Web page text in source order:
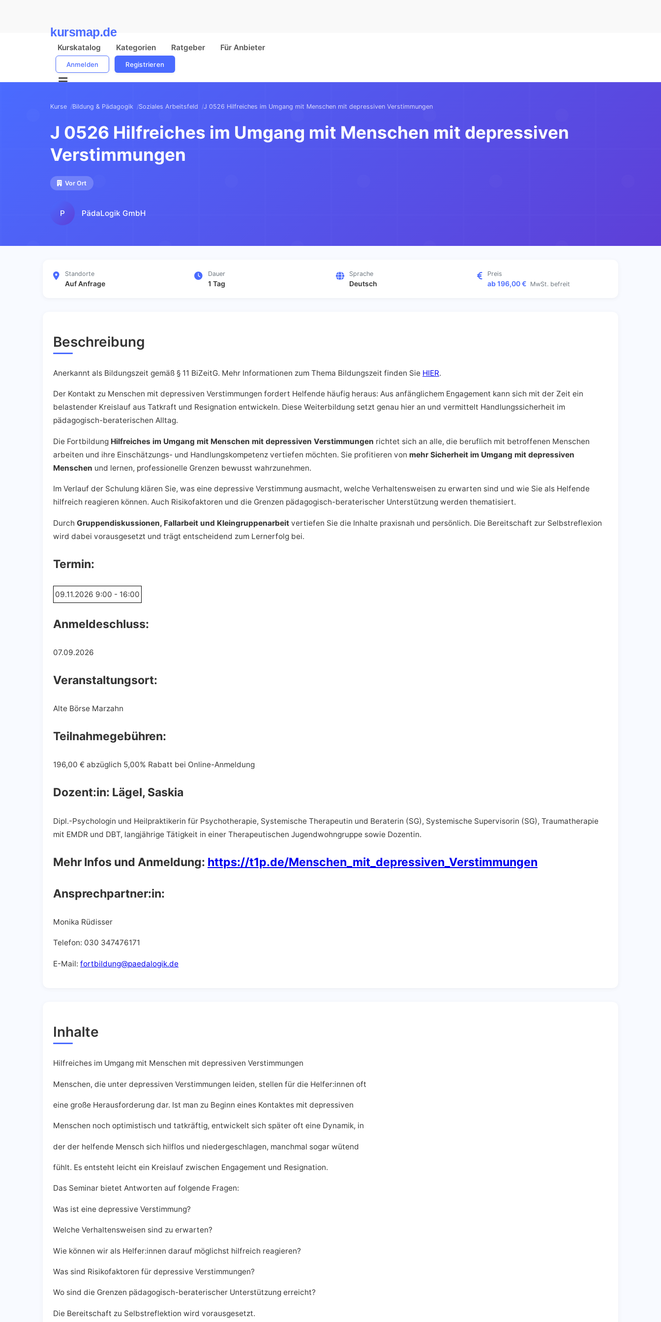
kursmap.de
Kurskatalog Kategorien Ratgeber Für Anbieter
Anmelden Registrieren
Kurse Bildung & Pädagogik Soziales Arbeitsfeld J 0526 Hilfreiches im Umgang mit Menschen mit depressiven Verstimmungen
J 0526 Hilfreiches im Umgang mit Menschen mit depressiven
Verstimmungen
Vor Ort
P PädaLogik GmbH
Standorte
Auf Anfrage
Dauer
1 Tag
Sprache
Deutsch
Preis
ab 196,00 € MwSt. befreit
Beschreibung
Anerkannt als Bildungszeit gemäß § 11 BiZeitG. Mehr Informationen zum Thema Bildungszeit finden Sie HIER.
Der Kontakt zu Menschen mit depressiven Verstimmungen fordert Helfende häufig heraus: Aus anfänglichem Engagement kann sich mit der Zeit ein
belastender Kreislauf aus Tatkraft und Resignation entwickeln. Diese Weiterbildung setzt genau hier an und vermittelt Handlungssicherheit im
pädagogisch-beraterischen Alltag.
Die Fortbildung Hilfreiches im Umgang mit Menschen mit depressiven Verstimmungen richtet sich an alle, die beruflich mit betroffenen Menschen
arbeiten und ihre Einschätzungs- und Handlungskompetenz vertiefen möchten. Sie profitieren von mehr Sicherheit im Umgang mit depressiven
Menschen und lernen, professionelle Grenzen bewusst wahrzunehmen.
Im Verlauf der Schulung klären Sie, was eine depressive Verstimmung ausmacht, welche Verhaltensweisen zu erwarten sind und wie Sie als Helfende
hilfreich reagieren können. Auch Risikofaktoren und die Grenzen pädagogisch-beraterischer Unterstützung werden thematisiert.
Durch Gruppendiskussionen, Fallarbeit und Kleingruppenarbeit vertiefen Sie die Inhalte praxisnah und persönlich. Die Bereitschaft zur Selbstreflexion
wird dabei vorausgesetzt und trägt entscheidend zum Lernerfolg bei.
Termin:
09.11.2026 9:00 - 16:00
Anmeldeschluss:
07.09.2026
Veranstaltungsort:
Alte Börse Marzahn
Teilnahmegebühren:
196,00 € abzüglich 5,00% Rabatt bei Online-Anmeldung
Dozent:in: Lägel, Saskia
Dipl.-Psychologin und Heilpraktikerin für Psychotherapie, Systemische Therapeutin und Beraterin (SG), Systemische Supervisorin (SG), Traumatherapie
mit EMDR und DBT, langjährige Tätigkeit in einer Therapeutischen Jugendwohngruppe sowie Dozentin.
Mehr Infos und Anmeldung: https://t1p.de/Menschen_mit_depressiven_Verstimmungen
Ansprechpartner:in:
Monika Rüdisser
Telefon: 030 347476171
E-Mail: fortbildung@paedalogik.de
Inhalte
Hilfreiches im Umgang mit Menschen mit depressiven Verstimmungen
Menschen, die unter depressiven Verstimmungen leiden, stellen für die Helfer:innen oft
eine große Herausforderung dar. Ist man zu Beginn eines Kontaktes mit depressiven
Menschen noch optimistisch und tatkräftig, entwickelt sich später oft eine Dynamik, in
der der helfende Mensch sich hilflos und niedergeschlagen, manchmal sogar wütend
fühlt. Es entsteht leicht ein Kreislauf zwischen Engagement und Resignation.
Das Seminar bietet Antworten auf folgende Fragen:
Was ist eine depressive Verstimmung?
Welche Verhaltensweisen sind zu erwarten?
Wie können wir als Helfer:innen darauf möglichst hilfreich reagieren?
Was sind Risikofaktoren für depressive Verstimmungen?
Wo sind die Grenzen pädagogisch-beraterischer Unterstützung erreicht?
Die Bereitschaft zu Selbstreflektion wird vorausgesetzt.